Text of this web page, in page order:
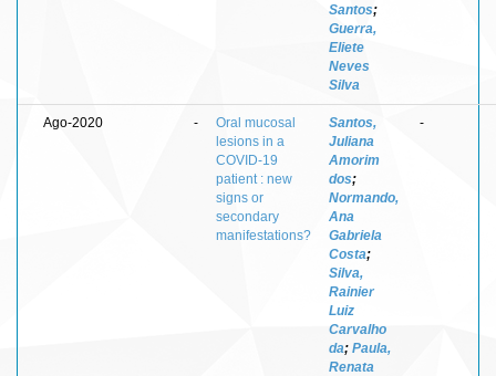
Santos;
Guerra,
Eliete
Neves
Silva
Ago-2020 -
Oral mucosal
lesions in a
COVID-19
patient : new
signs or
secondary
manifestations?
Santos,
Juliana
Amorim
dos;
Normando,
Ana
Gabriela
Costa;
Silva,
Rainier
Luiz
Carvalho
da; Paula,
Renata
-